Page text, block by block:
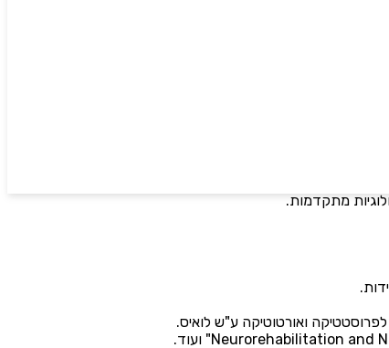
את פעילותה, ובפרט התמקצעה בטיפול בבעיות הייחודיות של
המרכזית.
ואורטוטיקה ע"ש לואיס.